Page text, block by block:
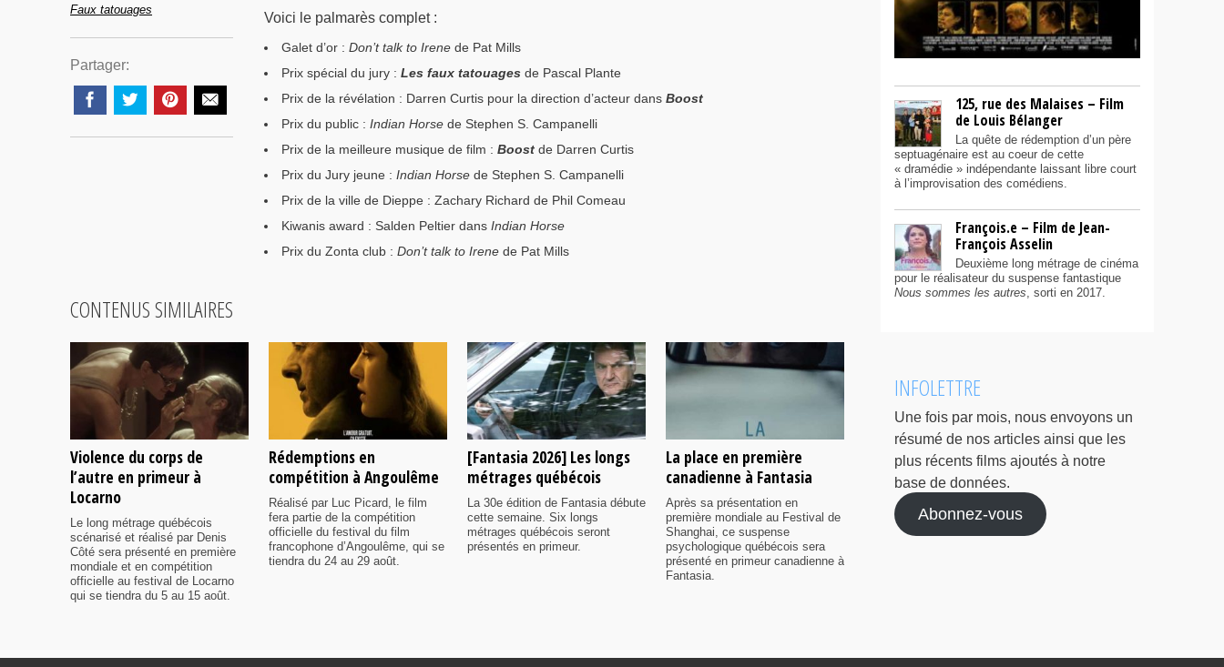
Voici le palmarès complet :
Galet d’or : Don’t talk to Irenede Pat Mills
Prix spécial du jury : Les faux tatouagesde Pascal Plante
Prix de la révélation : Darren Curtis pour la direction d’acteur dans Boost
Prix du public : Indian Horsede Stephen S. Campanelli
Prix de la meilleure musique de film : Boostde Darren Curtis
Prix du Jury jeune : Indian Horsede Stephen S. Campanelli
Prix de la ville de Dieppe : Zachary Richard de Phil Comeau
Kiwanis award : Salden Peltier dans Indian Horse
Prix du Zonta club : Don’t talk to Irenede Pat Mills
Faux tatouages
Partager:
CONTENUS SIMILAIRES
Violence du corps de
l’autre en primeur à
Locarno
Le long métrage québécois
scénarisé et réalisé par Denis
Côté sera présenté en première
mondiale et en compétition
officielle au festival de Locarno
qui se tiendra du 5 au 15 août.
Rédemptions en
compétition à Angoulême
Réalisé par Luc Picard, le film
fera partie de la compétition
officielle du festival du film
francophone d’Angoulême, qui se
tiendra du 24 au 29 août.
[Fantasia 2026] Les longs
métrages québécois
La 30e édition de Fantasia débute
cette semaine. Six longs
métrages québécois seront
présentés en primeur.
La place en première
canadienne à Fantasia
Après sa présentation en
première mondiale au Festival de
Shanghai, ce suspense
psychologique québécois sera
présenté en primeur canadienne à
Fantasia.
125, rue des Malaises – Film
de Louis Bélanger
La quête de rédemption d’un père
septuagénaire est au coeur de cette
« dramédie » indépendante laissant libre court
à l’improvisation des comédiens.
François.e – Film de Jean-
François Asselin
Deuxième long métrage de cinéma
pour le réalisateur du suspense fantastique
Nous sommes les autres, sorti en 2017.
INFOLETTRE
Une fois par mois, nous envoyons un
résumé de nos articles ainsi que les
plus récents films ajoutés à notre
base de données.
Abonnez-vous